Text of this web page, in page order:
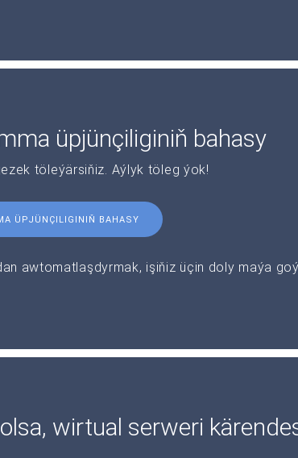
üpjünçiliginiň bahasy
töleýärsiňiz. Aýlyk töleg ýok!
ÜPJÜNÇILIGINIŇ BAHASY
awtomatlaşdyrmak, işiňiz üçin doly maýa
wirtual serweri